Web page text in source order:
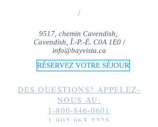
/
9517, chemin Cavendish,
Cavendish, Î.-P.-É. C0A 1E0 /
info@bayvista.ca
RÉSERVEZ VOTRE SÉJOUR
DES QUESTIONS? APPELEZ-
NOUS AU:
1-800-846-0601
1-902-963-2225